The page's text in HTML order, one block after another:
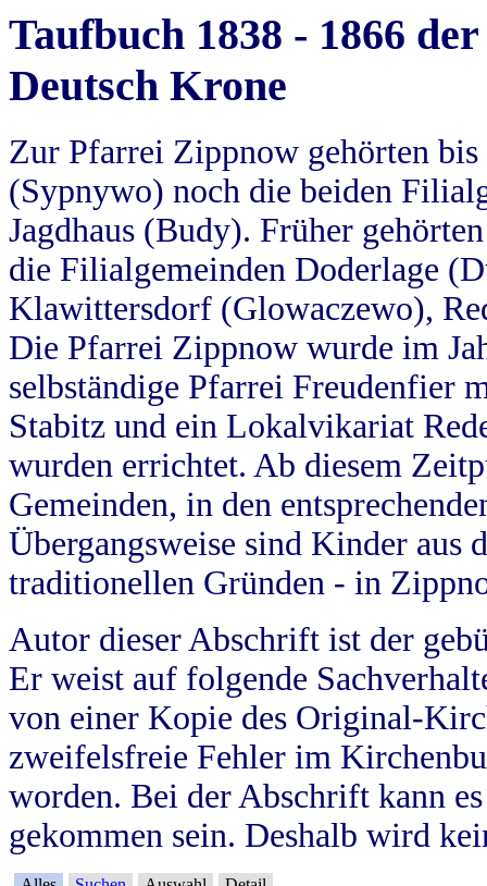
Taufbuch 1838 - 1866
Deutsch Krone
Zur Pfarrei Zippnow gehörten
(Sypnywo) noch die beiden
Jagdhaus (Budy). Früher
die Filialgemeinden Doderlage
Klawittersdorf (Glowaczewo),
Die Pfarrei Zippnow wurde im
selbständige Pfarrei Freudenfier
Stabitz und ein Lokalvikariat
wurden errichtet. Ab diesem
Gemeinden, in den
Übergangsweise sind Kinder aus
traditionellen Gründen - in
Autor dieser Abschrift ist der
Er weist auf folgende
von einer Kopie des Original-
zweifelsfreie Fehler im
worden. Bei der Abschrift kann
gekommen sein. Deshalb wird